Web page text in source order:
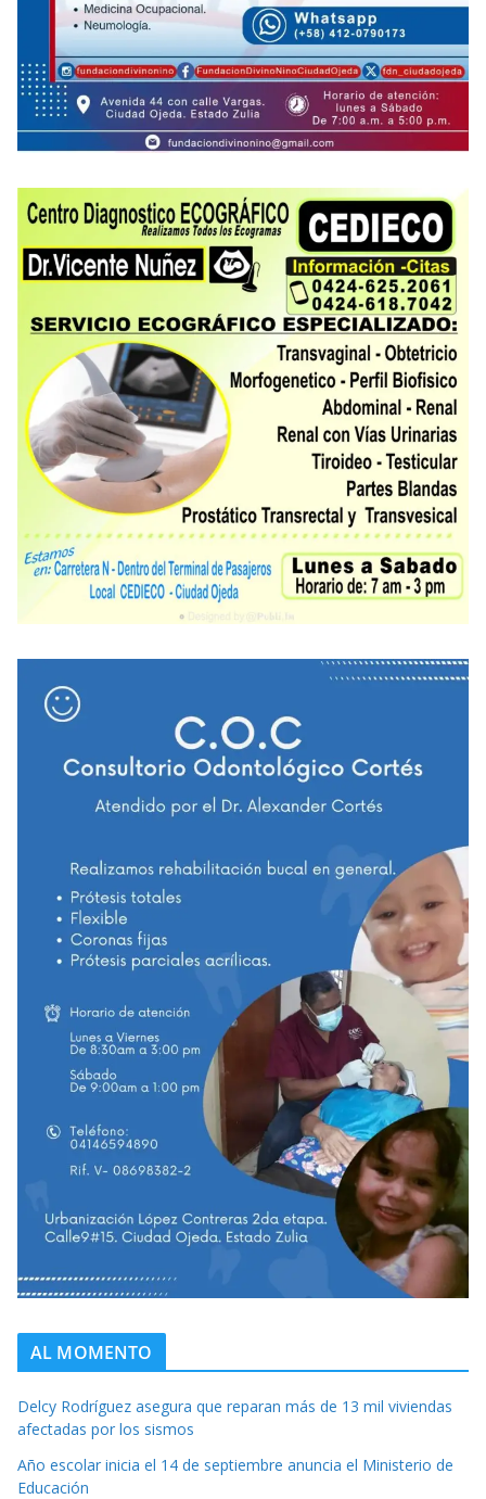
AL MOMENTO
Delcy Rodríguez asegura que reparan más de 13 mil viviendas
afectadas por los sismos
Año escolar inicia el 14 de septiembre anuncia el Ministerio de
Educación